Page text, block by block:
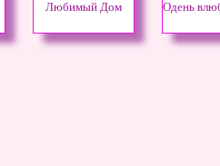
Любимый Дом Одень